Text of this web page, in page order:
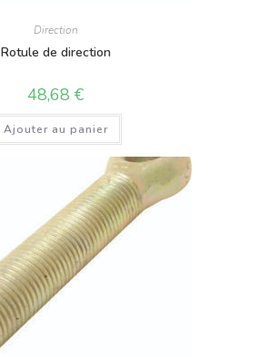
Direction
Rotule de direction
48,68 €
Ajouter au panier